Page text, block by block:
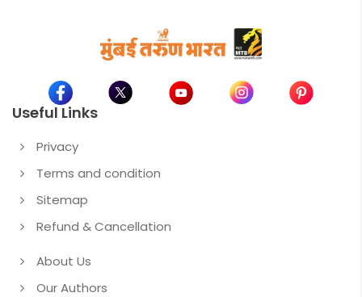
Useful Links
Privacy
Terms and condition
Sitemap
Refund & Cancellation
About Us
Our Authors